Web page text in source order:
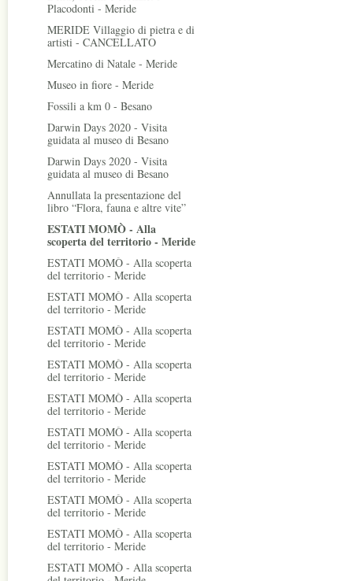
Placodonti - Meride
MERIDE Villaggio di pietra e di
artisti - CANCELLATO
Mercatino di Natale - Meride
Museo in fiore - Meride
Fossili a km 0 - Besano
Darwin Days 2020 - Visita
guidata al museo di Besano
Darwin Days 2020 - Visita
guidata al museo di Besano
Annullata la presentazione del
libro “Flora, fauna e altre vite”
ESTATI MOMÒ - Alla
scoperta del territorio - Meride
ESTATI MOMÒ - Alla scoperta
del territorio - Meride
ESTATI MOMÒ - Alla scoperta
del territorio - Meride
ESTATI MOMÒ - Alla scoperta
del territorio - Meride
ESTATI MOMÒ - Alla scoperta
del territorio - Meride
ESTATI MOMÒ - Alla scoperta
del territorio - Meride
ESTATI MOMÒ - Alla scoperta
del territorio - Meride
ESTATI MOMÒ - Alla scoperta
del territorio - Meride
ESTATI MOMÒ - Alla scoperta
del territorio - Meride
ESTATI MOMÒ - Alla scoperta
del territorio - Meride
ESTATI MOMÒ - Alla scoperta